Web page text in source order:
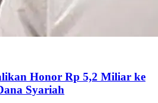
Honor Rp 5,2 Miliar ke
Syariah